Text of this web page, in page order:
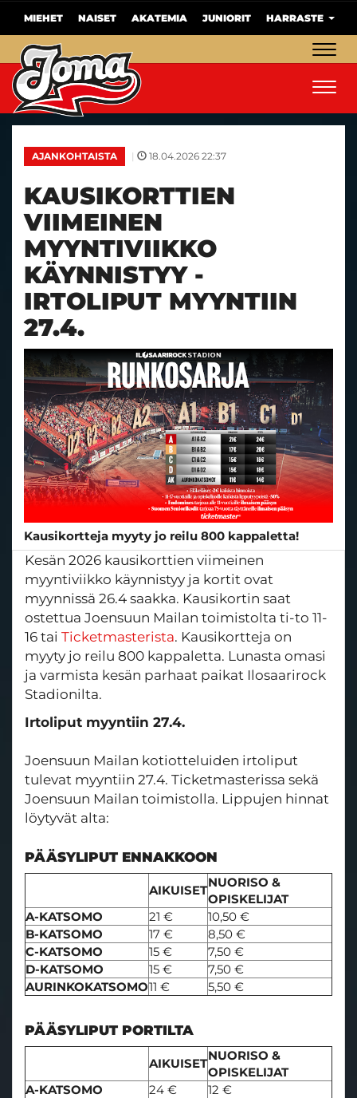
MIEHET NAISET AKATEMIA JUNIORIT HARRASTE
AJANKOHTAISTA | 18.04.2026 22:37
KAUSIKORTTIEN
VIIMEINEN
MYYNTIVIIKKO
KÄYNNISTYY -
IRTOLIPUT MYYNTIIN
27.4.
Kausikortteja myyty jo reilu 800 kappaletta!
Kesän 2026 kausikorttien viimeinen
myyntiviikko käynnistyy ja kortit ovat
myynnissä 26.4 saakka. Kausikortin saat
ostettua Joensuun Mailan toimistolta ti-to 11-
16 tai Ticketmasterista. Kausikortteja on
myyty jo reilu 800 kappaletta. Lunasta omasi
ja varmista kesän parhaat paikat Ilosaarirock
Stadionilta.
Irtoliput myyntiin 27.4.
Joensuun Mailan kotiotteluiden irtoliput
tulevat myyntiin 27.4. Ticketmasterissa sekä
Joensuun Mailan toimistolla. Lippujen hinnat
löytyvät alta:
PÄÄSYLIPUT ENNAKKOON
AIKUISET
NUORISO &
OPISKELIJAT
A-KATSOMO
21 €
10,50 €
B-KATSOMO
17 €
8,50 €
C-KATSOMO
15 €
7,50 €
D-KATSOMO
15 €
7,50 €
AURINKOKATSOMO11 € 5,50 €
PÄÄSYLIPUT PORTILTA
AIKUISET
NUORISO &
OPISKELIJAT
A-KATSOMO
24 €
12 €